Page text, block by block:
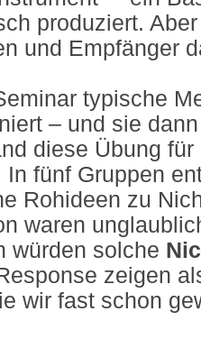
produziert.
und Empfänger
typische
– und sie
diese Übung
In fünf Gruppen
Rohideen zu
waren
würden solche
zeigen
wir fast schon